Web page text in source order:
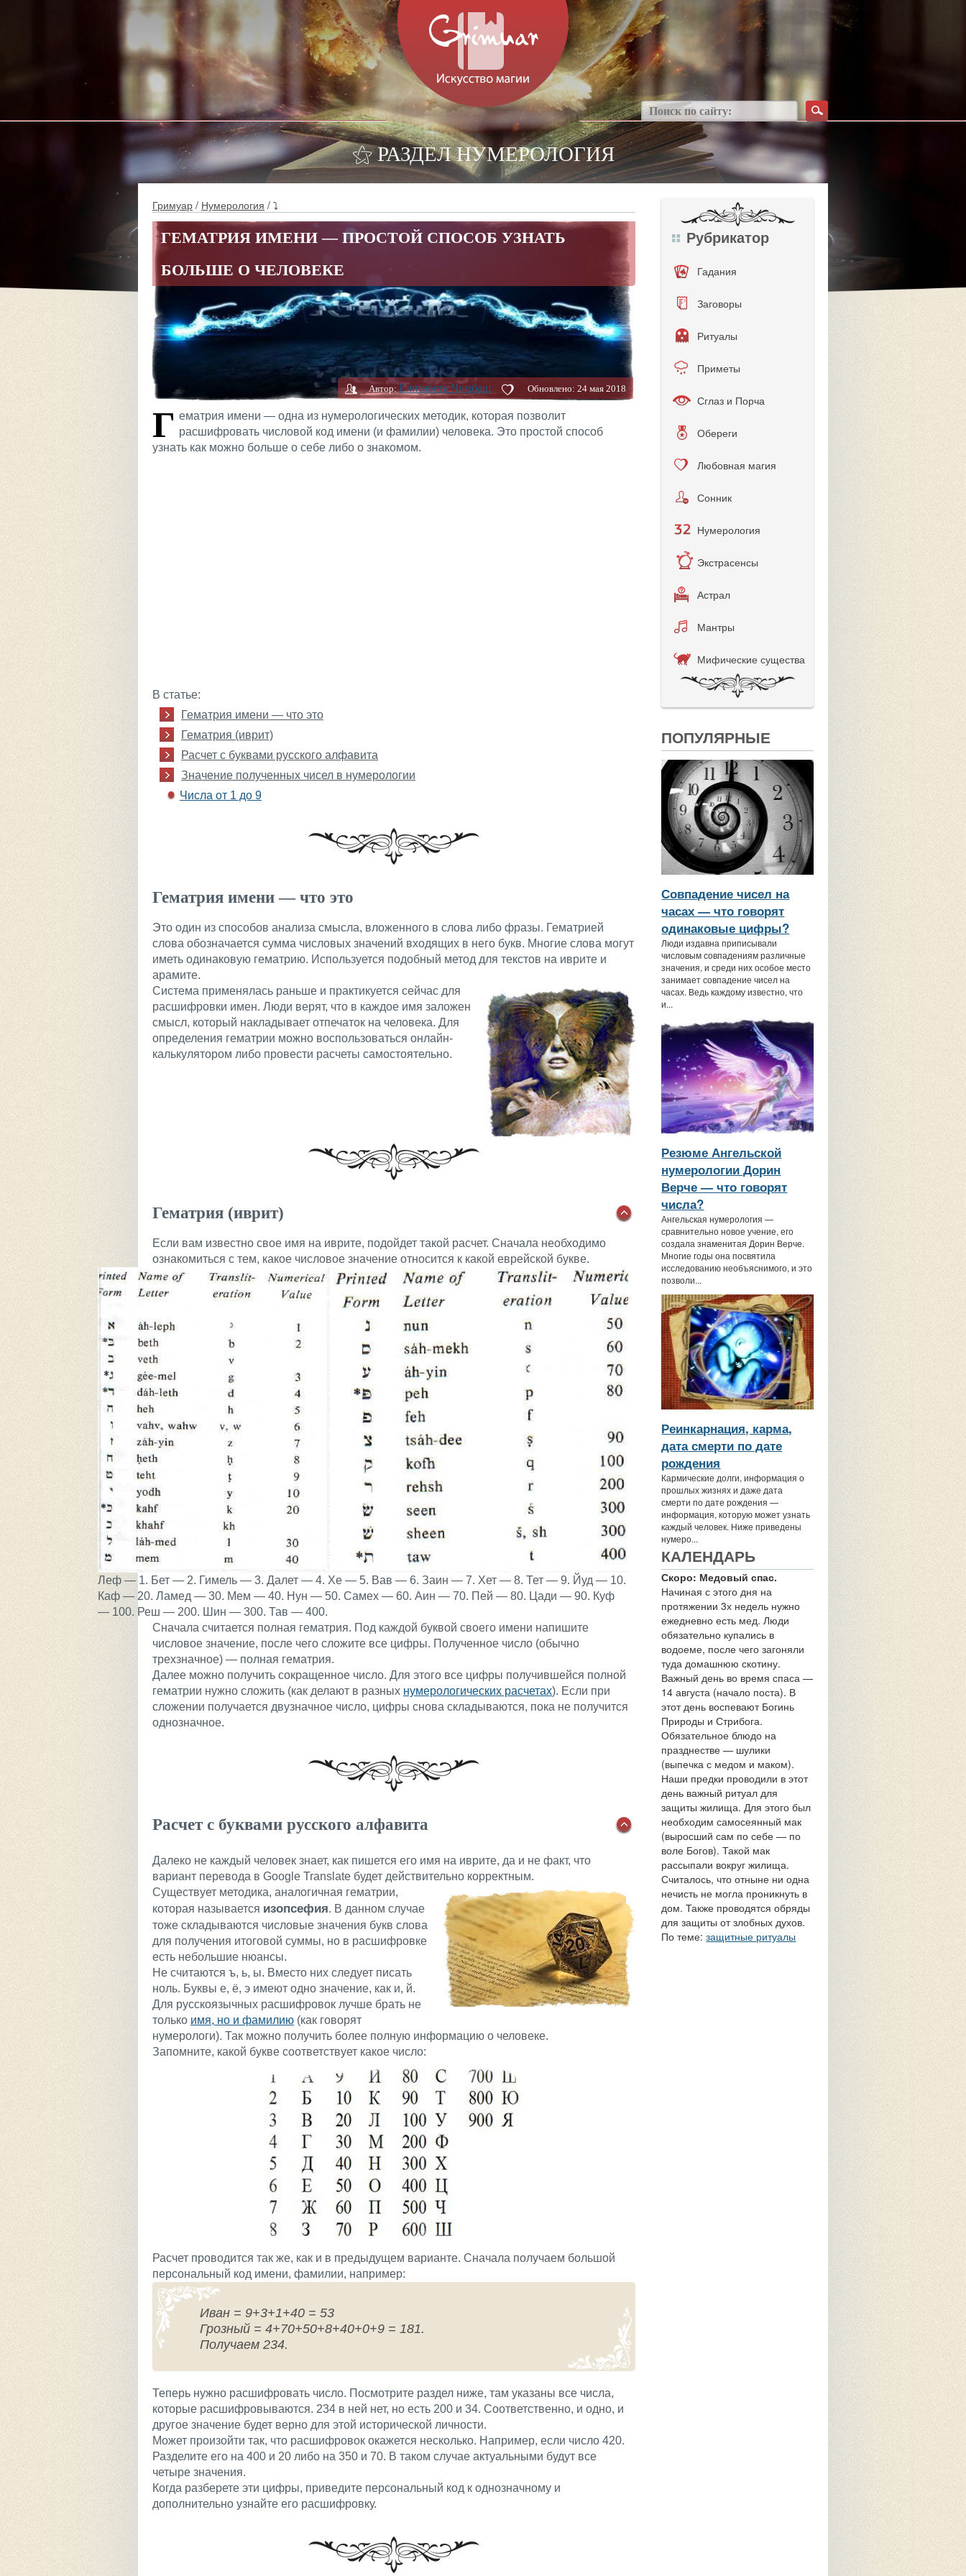
⚝ РАЗДЕЛ НУМЕРОЛОГИЯ
Гримуар / Нумерология / ⤵
ГЕМАТРИЯ ИМЕНИ — ПРОСТОЙ СПОСОБ УЗНАТЬ
БОЛЬШЕ О ЧЕЛОВЕКЕ
Автор: Елизавета Чумбаш Обновлено: 24 мая 2018
Г ематрия имени — одна из нумерологических методик, которая позволит
расшифровать числовой код имени (и фамилии) человека. Это простой способ
узнать как можно больше о себе либо о знакомом.
В статье:
Гематрия имени — что это
Гематрия (иврит)
Расчет с буквами русского алфавита
Значение полученных чисел в нумерологии
Числа от 1 до 9
Гематрия имени — что это
Это один из способов анализа смысла, вложенного в слова либо фразы. Гематрией
слова обозначается сумма числовых значений входящих в него букв. Многие слова могут
иметь одинаковую гематрию. Используется подобный метод для текстов на иврите и
арамите.
Система применялась раньше и практикуется сейчас для
расшифровки имен. Люди верят, что в каждое имя заложен
смысл, который накладывает отпечаток на человека. Для
определения гематрии можно воспользоваться онлайн-
калькулятором либо провести расчеты самостоятельно.
Гематрия (иврит)
Если вам известно свое имя на иврите, подойдет такой расчет. Сначала необходимо
ознакомиться с тем, какое числовое значение относится к какой еврейской букве.
Леф — 1. Бет — 2. Гимель — 3. Далет — 4. Хе — 5. Вав — 6. Заин — 7. Хет — 8. Тет — 9. Йуд — 10.
Каф — 20. Ламед — 30. Мем — 40. Нун — 50. Самех — 60. Аин — 70. Пей — 80. Цади — 90. Куф
— 100. Реш — 200. Шин — 300. Тав — 400.
Сначала считается полная гематрия. Под каждой буквой своего имени напишите
числовое значение, после чего сложите все цифры. Полученное число (обычно
трехзначное) — полная гематрия.
Далее можно получить сокращенное число. Для этого все цифры получившейся полной
гематрии нужно сложить (как делают в разных нумерологических расчетах). Если при
сложении получается двузначное число, цифры снова складываются, пока не получится
однозначное.
Расчет с буквами русского алфавита
Далеко не каждый человек знает, как пишется его имя на иврите, да и не факт, что
вариант перевода в Google Translate будет действительно корректным.
Существует методика, аналогичная гематрии,
которая называется изопсефия. В данном случае
тоже складываются числовые значения букв слова
для получения итоговой суммы, но в расшифровке
есть небольшие нюансы.
Не считаются ъ, ь, ы. Вместо них следует писать
ноль. Буквы е, ё, э имеют одно значение, как и, й.
Для русскоязычных расшифровок лучше брать не
только имя, но и фамилию (как говорят
нумерологи). Так можно получить более полную информацию о человеке.
Запомните, какой букве соответствует какое число:
Расчет проводится так же, как и в предыдущем варианте. Сначала получаем большой
персональный код имени, фамилии, например:
Иван = 9+3+1+40 = 53
Грозный = 4+70+50+8+40+0+9 = 181.
Получаем 234.
Теперь нужно расшифровать число. Посмотрите раздел ниже, там указаны все числа,
которые расшифровываются. 234 в ней нет, но есть 200 и 34. Соответственно, и одно, и
другое значение будет верно для этой исторической личности.
Может произойти так, что расшифровок окажется несколько. Например, если число 420.
Разделите его на 400 и 20 либо на 350 и 70. В таком случае актуальными будут все
четыре значения.
Когда разберете эти цифры, приведите персональный код к однозначному и
дополнительно узнайте его расшифровку.
Рубрикатор
Гадания
Заговоры
Ритуалы
Приметы
Сглаз и Порча
Обереги
Любовная магия
Сонник
Нумерология
Экстрасенсы
Астрал
Мантры
Мифические существа
ПОПУЛЯРНЫЕ
Совпадение чисел на
часах — что говорят
одинаковые цифры?
Люди издавна приписывали
числовым совпадениям различные
значения, и среди них особое место
занимает совпадение чисел на
часах. Ведь каждому известно, что
и...
Резюме Ангельской
нумерологии Дорин
Верче — что говорят
числа?
Ангельская нумерология —
сравнительно новое учение, его
создала знаменитая Дорин Верче.
Многие годы она посвятила
исследованию необъяснимого, и это
позволи...
Реинкарнация, карма,
дата смерти по дате
рождения
Кармические долги, информация о
прошлых жизнях и даже дата
смерти по дате рождения —
информация, которую может узнать
каждый человек. Ниже приведены
нумеро...
КАЛЕНДАРЬ
Скоро: Медовый спас.
Начиная с этого дня на
протяжении 3х недель нужно
ежедневно есть мед. Люди
обязательно купались в
водоеме, после чего загоняли
туда домашнюю скотину.
Важный день во время спаса —
14 августа (начало поста). В
этот день воспевают Богинь
Природы и Стрибога.
Обязательное блюдо на
празднестве — шулики
(выпечка с медом и маком).
Наши предки проводили в этот
день важный ритуал для
защиты жилища. Для этого был
необходим самосеянный мак
(выросший сам по себе — по
воле Богов). Такой мак
рассыпали вокруг жилища.
Считалось, что отныне ни одна
нечисть не могла проникнуть в
дом. Также проводятся обряды
для защиты от злобных духов.
По теме:защитные ритуалы